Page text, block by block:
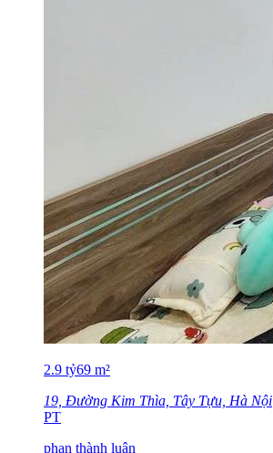
2.9 tỷ69 m²
19, Đường Kim Thìa, Tây Tựu, Hà Nội
PT
phan thành luân